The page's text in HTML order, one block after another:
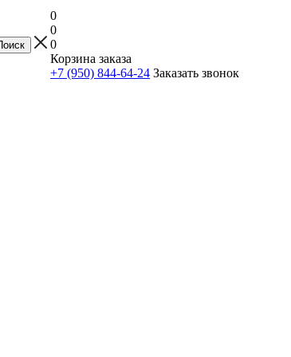
0
0
0
Корзина заказа
+7 (950) 844-64-24 Заказать звонок